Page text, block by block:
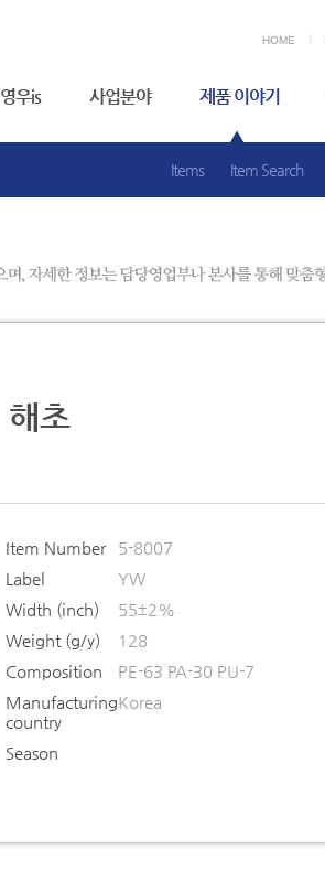
HOME
영우is 사업분야 제품 이야기
Items Item Search
해초
Item Number
5-8007
Label
YW
Width (inch)
55±2%
Weight (g/y)
128
Composition
PE-63 PA-30 PU-7
Manufacturing
country
Korea
Season